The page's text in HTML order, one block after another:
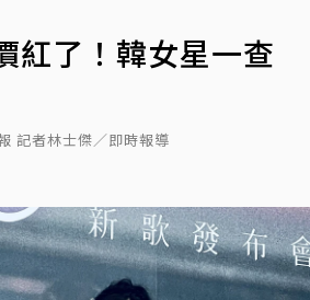
紅了！韓女星一查
記者林士傑／即時報導